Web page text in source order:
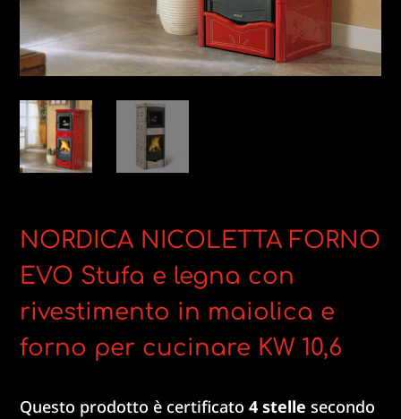
NORDICA NICOLETTA FORNO
EVO Stufa e legna con
rivestimento in maiolica e
forno per cucinare KW 10,6
Questo prodotto è certificato4 stelle secondo